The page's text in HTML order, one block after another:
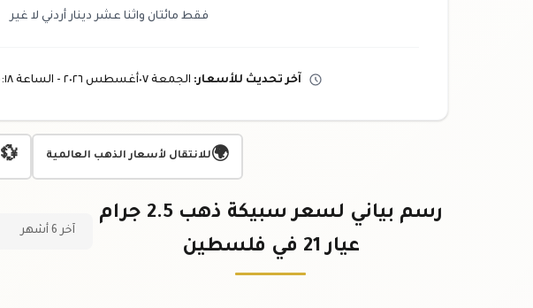
فقط مائتان واثنا عشر دينار أردني لا غير
آخر تحديث للأسعار: الجمعة ٠٧ أغسطس ٢٠٢٦ - الساعة :١٨
🌍للانتقال لأسعار الذهب العالمية 💱
رسم بياني لسعر سبيكة ذهب 2.5 جرام
عيار 21 في فلسطين
آخر 6 أشهر